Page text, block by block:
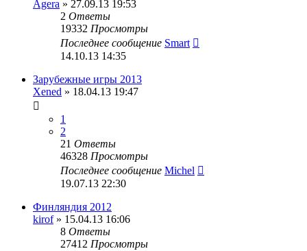
Agera » 27.09.13 19:53
2 Ответы
19332 Просмотры
Последнее сообщение Smart
14.10.13 14:35
Зарубежные игры 2013
Xened » 18.04.13 19:47
1
2
21 Ответы
46328 Просмотры
Последнее сообщение Michel
19.07.13 22:30
Финляндия 2012
kirof» 15.04.13 16:06
8 Ответы
27412 Просмотры